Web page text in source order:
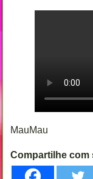
MauMau
Compartilhe com